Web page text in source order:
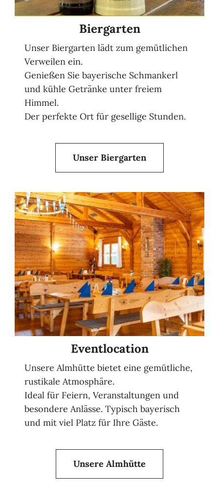
Biergarten
Unser Biergarten lädt zum gemütlichen
Verweilen ein.
Genießen Sie bayerische Schmankerl
und kühle Getränke unter freiem
Himmel.
Der perfekte Ort für gesellige Stunden.
Unser Biergarten
Eventlocation
Unsere Almhütte bietet eine gemütliche,
rustikale Atmosphäre.
Ideal für Feiern, Veranstaltungen und
besondere Anlässe. Typisch bayerisch
und mit viel Platz für Ihre Gäste.
Unsere Almhütte